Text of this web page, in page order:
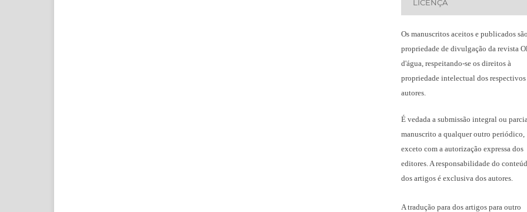
LICENÇA
Os manuscritos aceitos e publicados
propriedade de divulgação da revista
d'água, respeitando-se os direitos à
propriedade intelectual dos respectivos
autores.
É vedada a submissão integral ou
manuscrito a qualquer outro periódico,
exceto com a autorização expressa dos
editores. A responsabilidade do
dos artigos é exclusiva dos autores.
A tradução para dos artigos para outro